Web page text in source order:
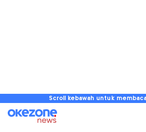
Scroll kebawah untuk